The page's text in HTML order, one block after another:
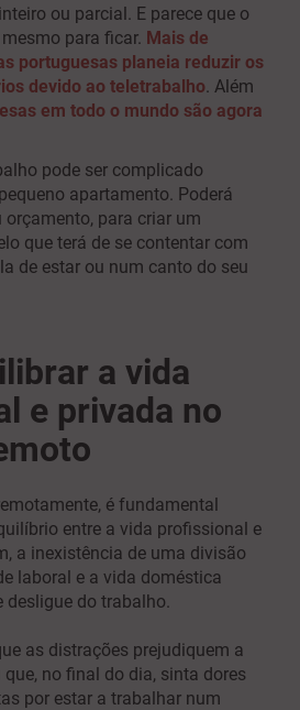
ou parcial. E parece que o
para ficar. Mais de
portuguesas planeia reduzir os
devido ao teletrabalho . Além
em todo o mundo são agora
pode ser complicado
apartamento. Poderá
orçamento, para criar um
que terá de se contentar com
de estar ou num canto do seu
a vida
e privada no
é fundamental
entre a vida profissional e
a inexistência de uma divisão
laboral e a vida doméstica
do trabalho.
as distrações prejudiquem a
no final do dia, sinta dores
por estar a trabalhar num